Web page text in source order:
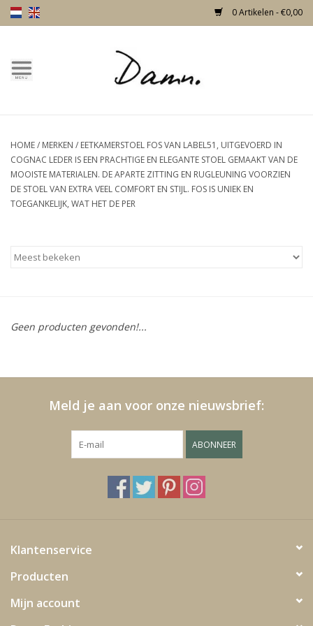
0 Artikelen - €0,00
Home
Nieuw!
Skulls
Meubels
Kleden
Tuinmeubels en deco
HOME/ MERKEN / EETKAMERSTOEL FOS VAN LABEL51, UITGEVOERD IN
COGNAC LEDER IS EEN PRACHTIGE EN ELEGANTE STOEL GEMAAKT VAN DE
MOOISTE MATERIALEN. DE APARTE ZITTING EN RUGLEUNING VOORZIEN
DE STOEL VAN EXTRA VEEL COMFORT EN STIJL. FOS IS UNIEK EN
TOEGANKELIJK, WAT HET DE PER
Geen producten gevonden!...
Meld je aan voor onze nieuwsbrief:
ABONNEER
Klantenservice
Producten
Mijn account